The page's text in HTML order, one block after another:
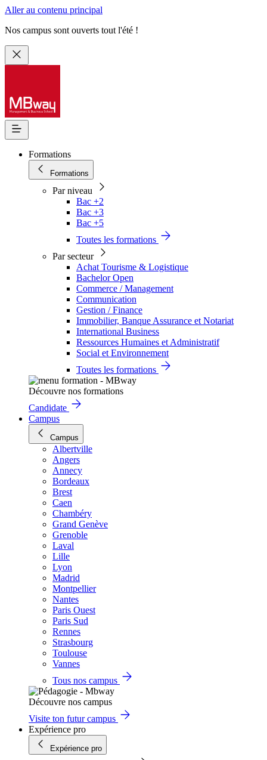
Aller au contenu principal
Nos campus sont ouverts tout l'été !
Formations
Formations
Par niveau
Bac +2
Bac +3
Bac +5
Toutes les formations
Par secteur
Achat Tourisme & Logistique
Bachelor Open
Commerce / Management
Communication
Gestion / Finance
Immobilier, Banque Assurance et Notariat
International Business
Ressources Humaines et Administratif
Social et Environnement
Toutes les formations
Découvre nos formations
Candidate
Campus
Campus
Albertville
Angers
Annecy
Bordeaux
Brest
Caen
Chambéry
Grand Genève
Grenoble
Laval
Lille
Lyon
Madrid
Montpellier
Nantes
Paris Ouest
Paris Sud
Rennes
Strasbourg
Toulouse
Vannes
Tous nos campus
Découvre nos campus
Visite ton futur campus
Expérience pro
Expérience pro